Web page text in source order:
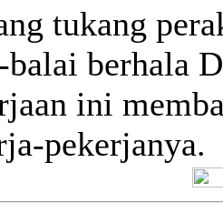
tukang
berhala
ini
pekerjanya.